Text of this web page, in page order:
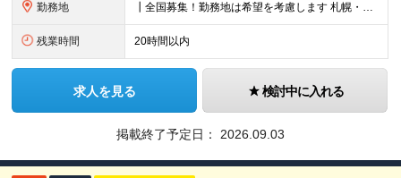
勤務地 ┃全国募集！勤務地は希望を考慮します 札幌・仙台・東京・横浜・静岡・名古屋・大阪・京都・広島・福岡 募集 ※上記のほか、全国に拠点あり ※キャリアアップやキャリアシフトに伴う転勤も一部ありますが、基
残業時間 20時間以内
求人を見る 検討中に入れる
掲載終了予定日： 2026.09.03